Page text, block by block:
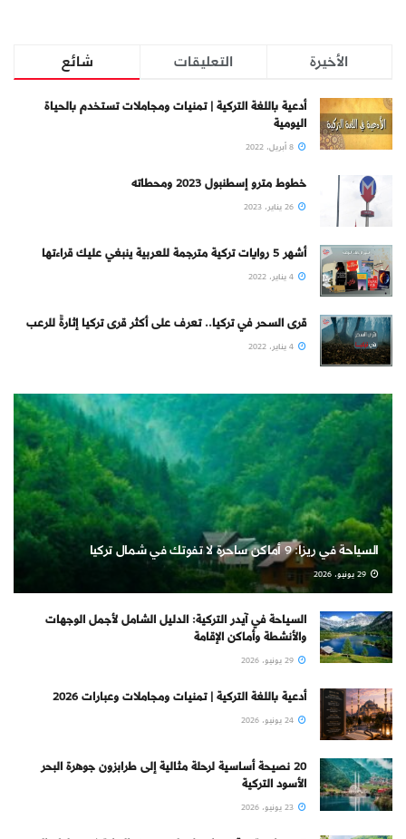
شائع التعليقات الأخيرة
أدعية باللغة التركية | تمنيات ومجاملات تستخدم بالحياة
اليومية
8 أبريل، 2022
خطوط مترو إسطنبول 2023 ومحطاته
26 يناير، 2023
أشهر 5 روايات تركية مترجمة للعربية ينبغي عليك قراءتها
4 يناير، 2022
قرى السحر في تركيا.. تعرف على أكثر قرى تركيا إثارةً للرعب
4 يناير، 2022
السياحة في ريزا: 9 أماكن ساحرة لا تفوتك في شمال تركيا
29 يونيو، 2026
السياحة في آيدر التركية: الدليل الشامل لأجمل الوجهات
والأنشطة وأماكن الإقامة
29 يونيو، 2026
أدعية باللغة التركية | تمنيات ومجاملات وعبارات 2026
24 يونيو، 2026
20 نصيحة أساسية لرحلة مثالية إلى طرابزون جوهرة البحر
الأسود التركية
23 يونيو، 2026